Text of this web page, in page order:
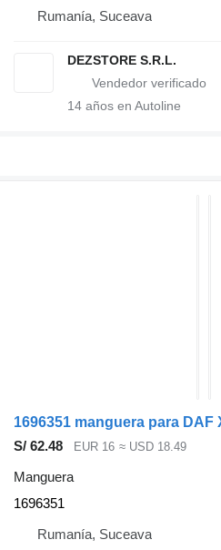
Rumanía, Suceava
DEZSTORE S.R.L.
14 años en Autoline
1696351 manguera para DAF
S/ 62.48
EUR 16 ≈ USD 18.49
Manguera
1696351
Rumanía, Suceava